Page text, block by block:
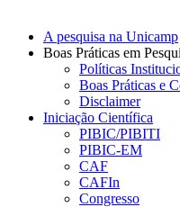
A pesquisa na Unicamp
Boas Práticas em
Políticas
Boas Práticas e
Disclaimer
Iniciação Científica
PIBIC/PIBITI
PIBIC-EM
CAF
CAFIn
Congresso